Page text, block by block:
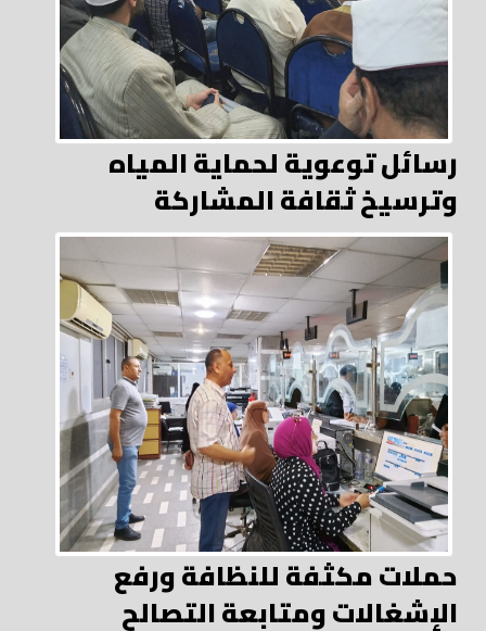
رسائل توعوية لحماية المياه
وترسيخ ثقافة المشاركة
حملات مكثفة للنظافة ورفع
الإشغالات ومتابعة التصالح